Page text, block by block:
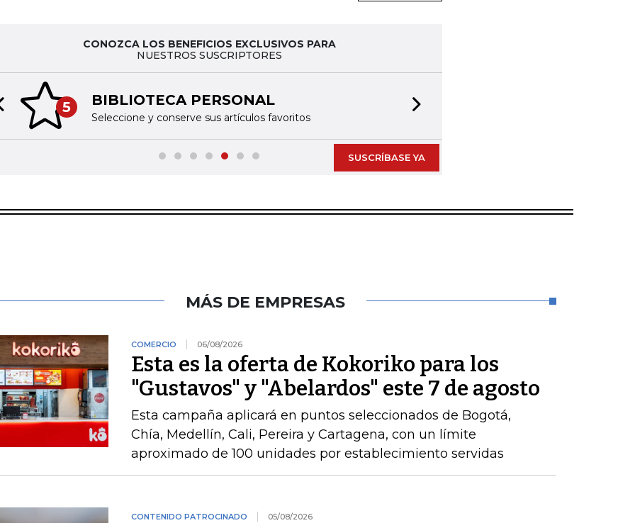
CONOZCA LOS BENEFICIOS EXCLUSIVOS PARA
NUESTROS SUSCRIPTORES
5 BIBLIOTECA PERSONAL
Seleccione y conserve sus artículos favoritos
slide
SUSCRÍBASE YA
MÁS DE EMPRESAS
COMERCIO 06/08/2026
Esta es la oferta de Kokoriko para los
"Gustavos" y "Abelardos" este 7 de agosto
Esta campaña aplicará en puntos seleccionados de Bogotá,
Chía, Medellín, Cali, Pereira y Cartagena, con un límite
aproximado de 100 unidades por establecimiento servidas
CONTENIDO PATROCINADO 05/08/2026